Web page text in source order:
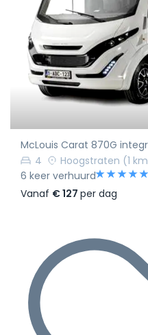
McLouis Carat 870G
4
Hoogstraten (1
6 keer verhuurd
Vanaf € 127 per dag